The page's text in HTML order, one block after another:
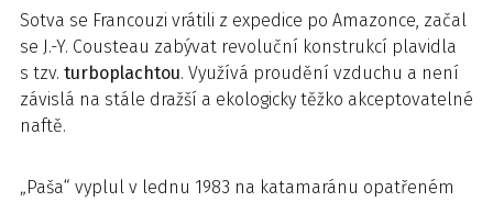
Sotva se Francouzi vrátili z expedice po Amazonce, začal
se J.-Y. Cousteau zabývat revoluční konstrukcí plavidla
s tzv. turboplachtou. Využívá proudění vzduchu a není
závislá na stále dražší a ekologicky těžko akceptovatelné
naftě.
„Paša“ vyplul v lednu 1983 na katamaránu opatřeném